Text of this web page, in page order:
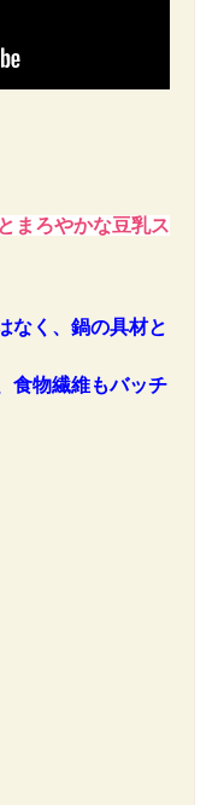
まろやかな豆乳ス
なく、鍋の具材と
食物繊維もバッチ